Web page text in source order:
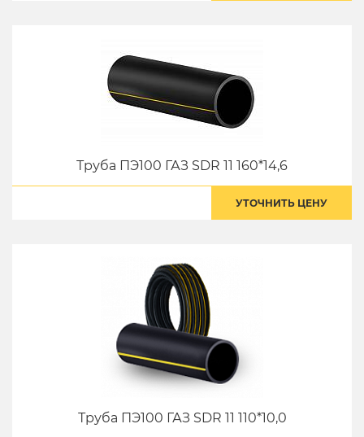
Труба ПЭ100 ГАЗ SDR 11 160*14,6
УТОЧНИТЬ ЦЕНУ
Труба ПЭ100 ГАЗ SDR 11 110*10,0